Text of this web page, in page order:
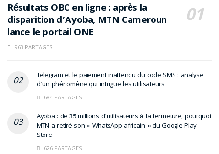
Résultats OBC en ligne : après la
disparition d’Ayoba, MTN Cameroun
lance le portail ONE
963 PARTAGES
Telegram et le paiement inattendu du code SMS : analyse
d’un phénomène qui intrigue les utilisateurs
684 PARTAGES
Ayoba : de 35 millions d’utilisateurs à la fermeture, pourquoi
MTN a retiré son « WhatsApp africain » du Google Play
Store
626 PARTAGES